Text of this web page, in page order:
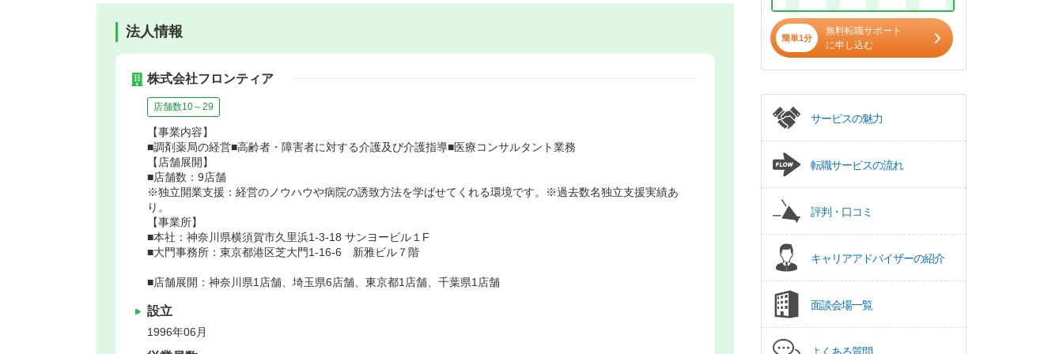
法人情報
株式会社フロンティア
店舗数10～29
【事業内容】
■調剤薬局の経営■高齢者・障害者に対する介護及び介護指導■医療コンサルタント業務
【店舗展開】
■店舗数：9店舗
※独立開業支援：経営のノウハウや病院の誘致方法を学ばせてくれる環境です。※過去数名独立支援実績あ
り。
【事業所】
■本社：神奈川県横須賀市久里浜1-3-18 サンヨービル１F
■大門事務所：東京都港区芝大門1-16-6 新雅ビル７階
■店舗展開：神奈川県1店舗、埼玉県6店舗、東京都1店舗、千葉県1店舗
設立
1996年06月
簡単1分
無料転職サポート
に申し込む
サービスの魅力
転職サービスの流れ
評判・口コミ
キャリアアドバイザーの紹介
面談会場一覧